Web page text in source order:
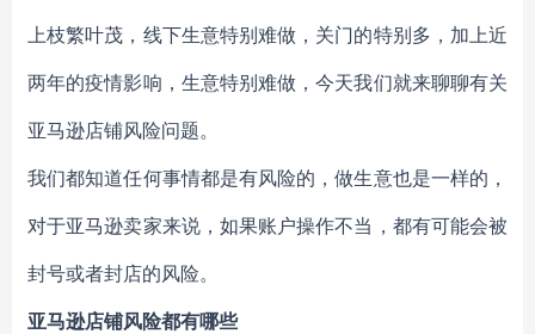
上枝繁叶茂，线下生意特别难做，关门的特别多，加上近
两年的疫情影响，生意特别难做，今天我们就来聊聊有关
亚马逊店铺风险问题。
我们都知道任何事情都是有风险的，做生意也是一样的，
对于亚马逊卖家来说，如果账户操作不当，都有可能会被
封号或者封店的风险。
亚马逊店铺风险都有哪些